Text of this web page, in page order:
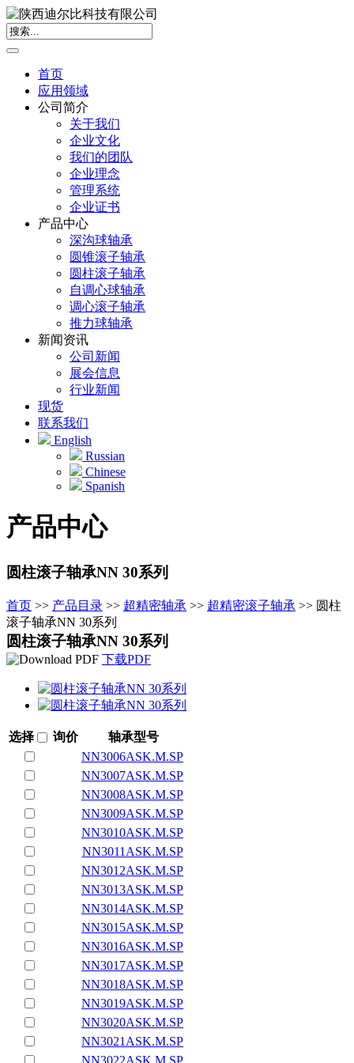
首页
应用领域
公司简介
关于我们
企业文化
我们的团队
企业理念
管理系统
企业证书
产品中心
深沟球轴承
圆锥滚子轴承
圆柱滚子轴承
自调心球轴承
调心滚子轴承
推力球轴承
新闻资讯
公司新闻
展会信息
行业新闻
现货
联系我们
English
Russian
Chinese
Spanish
产品中心
圆柱滚子轴承NN 30系列
首页 >> 产品目录 >> 超精密轴承 >> 超精密滚子轴承 >> 圆柱
滚子轴承NN 30系列
圆柱滚子轴承NN 30系列
下载PDF
选择 询价
轴承型号
NN3006ASK.M.SP
NN3007ASK.M.SP
NN3008ASK.M.SP
NN3009ASK.M.SP
NN3010ASK.M.SP
NN3011ASK.M.SP
NN3012ASK.M.SP
NN3013ASK.M.SP
NN3014ASK.M.SP
NN3015ASK.M.SP
NN3016ASK.M.SP
NN3017ASK.M.SP
NN3018ASK.M.SP
NN3019ASK.M.SP
NN3020ASK.M.SP
NN3021ASK.M.SP
NN3022ASK.M.SP